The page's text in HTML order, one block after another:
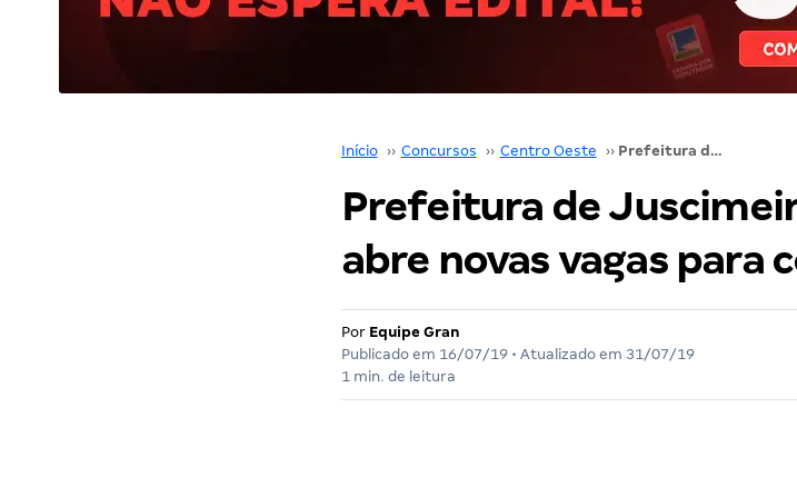
Início ›› Concursos ›› Centro Oeste ›› Prefeitura de Juscimeira, no Mato Grosso, abre novas vagas para concurso!
Prefeitura de
abre novas vagas para
Por Equipe Gran
Publicado em 16/07/19• Atualizado em 31/07/19
1 min. de leitura